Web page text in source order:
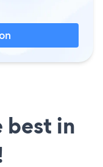
best in